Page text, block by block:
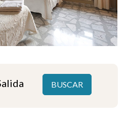
BUSCAR